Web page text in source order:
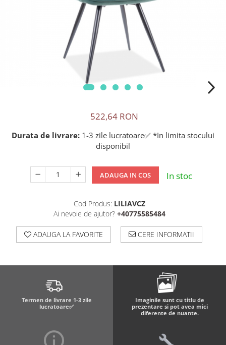
522,64 RON
Durata de livrare: 1-3 zile lucratoare✅ *In limita stocului
disponibil
ADAUGA IN COS In stoc
Cod Produs: LILIAVCZ
Ai nevoie de ajutor? +40775585484
ADAUGA LA FAVORITE CERE INFORMATII
Termen de livrare 1-3 zile
lucratoare✅
Imaginile sunt cu titlu de
prezentare si pot avea mici
diferente de nuante.